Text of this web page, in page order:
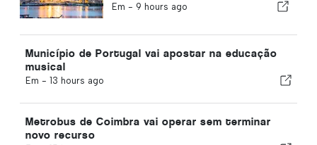
Em - 9 hours ago
Município de Portugal vai apostar na educação
musical
Em - 13 hours ago
Metrobus de Coimbra vai operar sem terminar
novo recurso